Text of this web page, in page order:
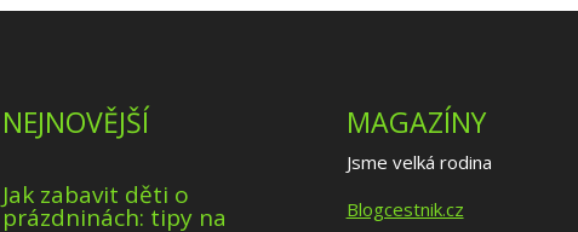
NEJNOVĚJŠÍ
Jak zabavit děti o
prázdninách: tipy na
MAGAZÍNY
Jsme velká rodina
Blogcestnik.cz